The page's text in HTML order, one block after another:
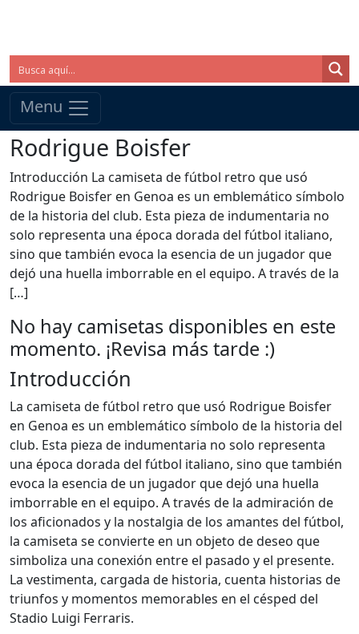
Menu
Rodrigue Boisfer
Introducción La camiseta de fútbol retro que usó
Rodrigue Boisfer en Genoa es un emblemático símbolo
de la historia del club. Esta pieza de indumentaria no
solo representa una época dorada del fútbol italiano,
sino que también evoca la esencia de un jugador que
dejó una huella imborrable en el equipo. A través de la
[…]
No hay camisetas disponibles en este
momento. ¡Revisa más tarde :)
Introducción
La camiseta de fútbol retro que usó Rodrigue Boisfer
en Genoa es un emblemático símbolo de la historia del
club. Esta pieza de indumentaria no solo representa
una época dorada del fútbol italiano, sino que también
evoca la esencia de un jugador que dejó una huella
imborrable en el equipo. A través de la admiración de
los aficionados y la nostalgia de los amantes del fútbol,
la camiseta se convierte en un objeto de deseo que
simboliza una conexión entre el pasado y el presente.
La vestimenta, cargada de historia, cuenta historias de
triunfos y momentos memorables en el césped del
Stadio Luigi Ferraris.